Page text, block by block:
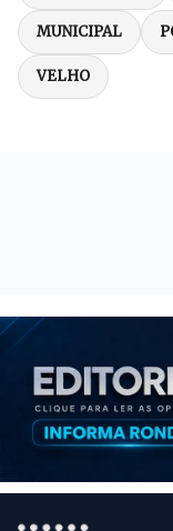
MUNICIPAL
VELHO